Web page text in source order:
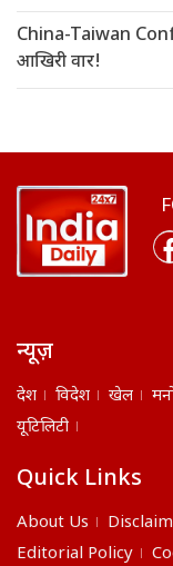
China-Taiwan
आखिरी वार!
न्यूज़
देश विदेश खेल
यूटिलिटी
Quick Links
About Us
Editorial Policy